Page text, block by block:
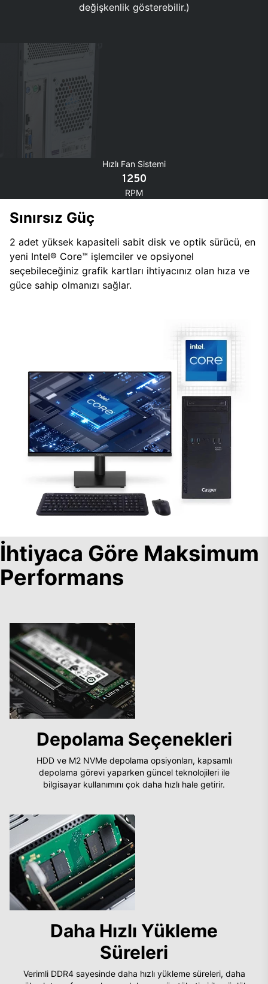
değişkenlik gösterebilir.)
Hızlı Fan Sistemi
1250
RPM
Sınırsız Güç
2 adet yüksek kapasiteli sabit disk ve optik sürücü, en
yeni Intel® Core™ işlemciler ve opsiyonel
seçebileceğiniz grafik kartları ihtiyacınız olan hıza ve
güce sahip olmanızı sağlar.
İhtiyaca Göre Maksimum
Performans
Depolama Seçenekleri
HDD ve M2 NVMe depolama opsiyonları, kapsamlı
depolama görevi yaparken güncel teknolojileri ile
bilgisayar kullanımını çok daha hızlı hale getirir.
Daha Hızlı Yükleme
Süreleri
Verimli DDR4 sayesinde daha hızlı yükleme süreleri, daha